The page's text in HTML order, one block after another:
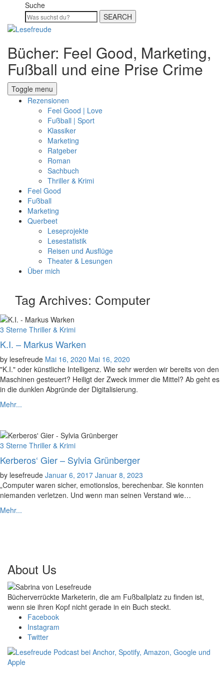
Suche
SEARCH
Bücher: Feel Good, Marketing,
Fußball und eine Prise Crime
Toggle menu
Rezensionen
Feel Good | Love
Fußball | Sport
Klassiker
Marketing
Ratgeber
Roman
Sachbuch
Thriller & Krimi
Feel Good
Fußball
Marketing
Querbeet
Leseprojekte
Lesestatistik
Reisen und Ausflüge
Theater & Lesungen
Über mich
Tag Archives: Computer
Categories
3 Sterne Thriller & Krimi
K.I. – Markus Warken
by lesefreude Posted
on
Mai 16, 2020 Mai 16, 2020
"K.I." oder künstliche Intelligenz. Wie sehr werden wir bereits von den
Maschinen gesteuert? Heiligt der Zweck immer die Mittel? Ab geht es
in die dunklen Abgründe der Digitalisierung.
Mehr...
Categories
3 Sterne Thriller & Krimi
Kerberos‘ Gier – Sylvia Grünberger
by lesefreude Posted
on
Januar 6, 2017 Januar 8, 2023
„Computer waren sicher, emotionslos, berechenbar. Sie konnten
niemanden verletzen. Und wenn man seinen Verstand wie…
Mehr...
About Us
Bücherverrückte Marketerin, die am Fußballplatz zu finden ist,
wenn sie ihren Kopf nicht gerade in ein Buch steckt.
Facebook
Instagram
Twitter